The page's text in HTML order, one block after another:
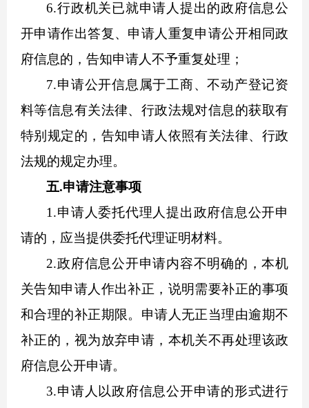
6.行政机关已就申请人提出的政府信息公
开申请作出答复、申请人重复申请公开相同政
府信息的，告知申请人不予重复处理；
7.申请公开信息属于工商、不动产登记资
料等信息有关法律、行政法规对信息的获取有
特别规定的，告知申请人依照有关法律、行政
法规的规定办理。
五.申请注意事项
1.申请人委托代理人提出政府信息公开申
请的，应当提供委托代理证明材料。
2.政府信息公开申请内容不明确的，本机
关告知申请人作出补正，说明需要补正的事项
和合理的补正期限。申请人无正当理由逾期不
补正的，视为放弃申请，本机关不再处理该政
府信息公开申请。
3.申请人以政府信息公开申请的形式进行